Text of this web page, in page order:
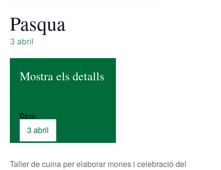
Pasqua
3 abril
Mostra els detalls
Data:
3 abril
Taller de cuina per elaborar mones i celebració del